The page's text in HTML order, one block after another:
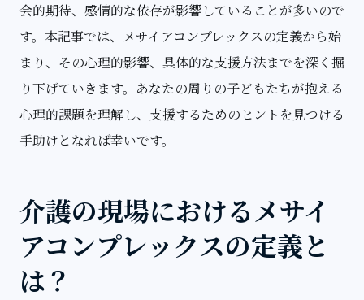
会的期待、感情的な依存が影響していることが多いので
す。本記事では、メサイアコンプレックスの定義から始
まり、その心理的影響、具体的な支援方法までを深く掘
り下げていきます。あなたの周りの子どもたちが抱える
心理的課題を理解し、支援するためのヒントを見つける
手助けとなれば幸いです。
介護の現場におけるメサイ
アコンプレックスの定義と
は？